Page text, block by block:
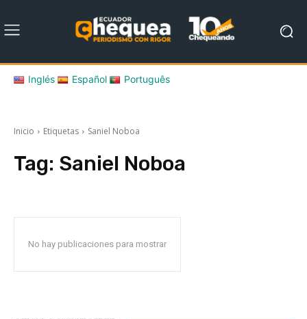
Inglés Español Português
Inicio Etiquetas Saniel Noboa
Tag: Saniel Noboa
No hay publicaciones para mostrar